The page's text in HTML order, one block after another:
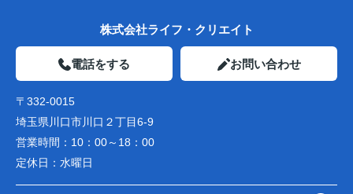
株式会社ライフ・クリエイト
電話をする お問い合わせ
〒332-0015
埼玉県川口市川口２丁目6-9
営業時間： 10：00～18：00
定休日： 水曜日